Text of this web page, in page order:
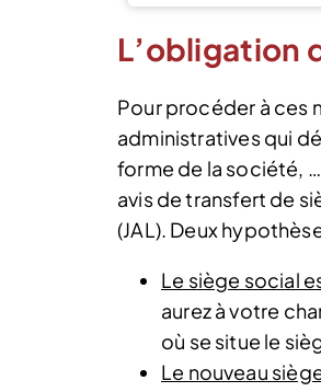
L’obligation
Pour procéder à ces
administratives qui
forme de la société,
avis de transfert de
(JAL). Deux
Le siège social
aurez à votre
où se situe le
Le nouveau